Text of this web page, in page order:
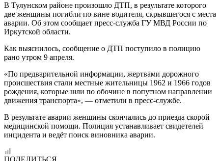
В Тулунском районе произошло ДТП, в результате которого
две женщины погибли по вине водителя, скрывшегося с места
аварии. Об этом сообщает пресс-служба ГУ МВД России по
Иркутской области.
Как выяснилось, сообщение о ДТП поступило в полицию
рано утром 9 апреля.
«По предварительной информации, жертвами дорожного
происшествия стали местные жительницы 1962 и 1966 годов
рождения, которые шли по обочине в попутном направлении
движения транспорта», — отметили в пресс-службе.
В результате аварии женщины скончались до приезда скорой
медицинской помощи. Полиция устанавливает свидетелей
инцидента и ведёт поиск виновника аварии.
ПОДЕЛИТЬСЯ